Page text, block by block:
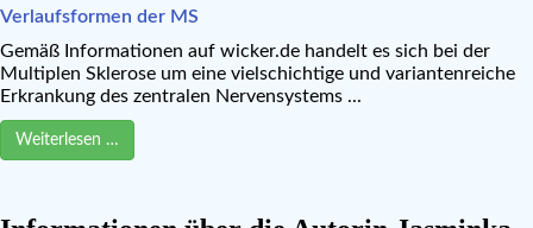
Verlaufsformen der MS
Gemäß Informationen auf wicker.de handelt es sich bei der
Multiplen Sklerose um eine vielschichtige und variantenreiche
Erkrankung des zentralen Nervensystems ...
Weiterlesen …